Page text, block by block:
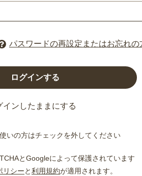
パスワードの再設定またはお忘れの
インしたままにする
いの方はチェックを外してください
とGoogleによって保護されています
リシーと利用規約が適用されます。